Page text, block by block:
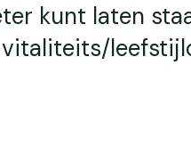
kunt laten